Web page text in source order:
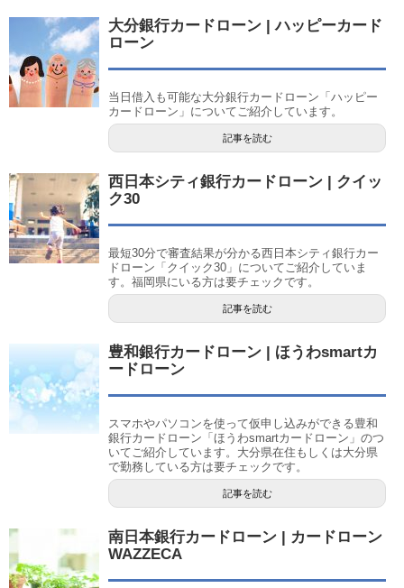
大分銀行カードローン | ハッピーカード
ローン
当日借入も可能な大分銀行カードローン「ハッピー
カードローン」についてご紹介しています。
記事を読む
西日本シティ銀行カードローン | クイッ
ク30
最短30分で審査結果が分かる西日本シティ銀行カー
ドローン「クイック30」についてご紹介していま
す。福岡県にいる方は要チェックです。
記事を読む
豊和銀行カードローン | ほうわsmartカ
ードローン
スマホやパソコンを使って仮申し込みができる豊和
銀行カードローン「ほうわsmartカードローン」のつ
いてご紹介しています。大分県在住もしくは大分県
で勤務している方は要チェックです。
記事を読む
南日本銀行カードローン | カードローン
WAZZECA